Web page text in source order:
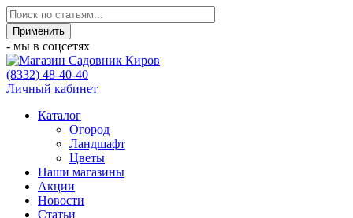
- мы в соцсетях
(8332) 48-40-40
Личный кабинет
Каталог
Огород
Ландшафт
Цветы
Наши магазины
Акции
Новости
Статьи